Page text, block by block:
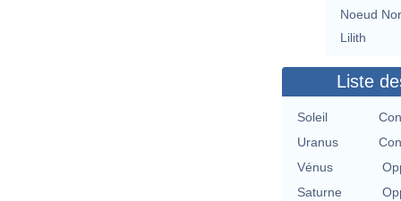
Noeud
Lilith
Liste
Soleil
Uranus
Vénus
Saturne